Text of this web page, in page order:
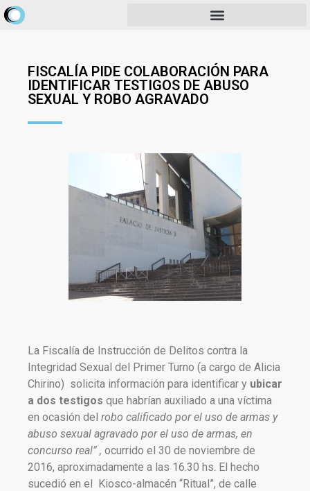
FISCALÍA PIDE COLABORACIÓN PARA
IDENTIFICAR TESTIGOS DE ABUSO
SEXUAL Y ROBO AGRAVADO
La Fiscalía de Instrucción de Delitos contra la
Integridad Sexual del Primer Turno (a cargo de Alicia
Chirino) solicita información para identificar y ubicar
a dos testigos que habrían auxiliado a una víctima
en ocasión del robo calificado por el uso de armas y
abuso sexual agravado por el uso de armas, en
concurso real” , ocurrido el 30 de noviembre de
2016, aproximadamente a las 16.30 hs. El hecho
sucedió en el Kiosco-almacén “Ritual”, de calle